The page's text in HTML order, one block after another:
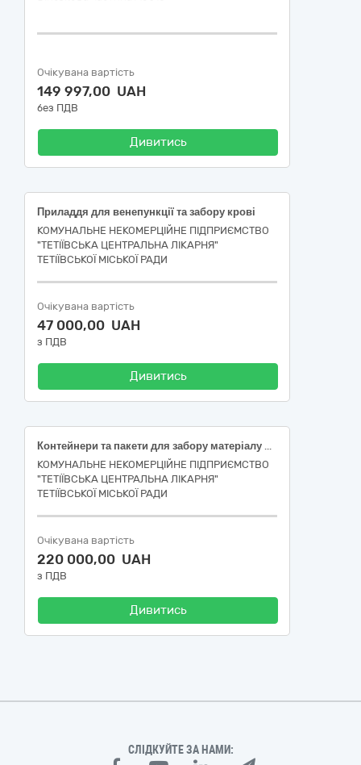
Очікувана вартість
149 997,00 UAH
без ПДВ
Дивитись
Приладдя для венепункції та забору крові
КОМУНАЛЬНЕ НЕКОМЕРЦІЙНЕ ПІДПРИЄМСТВО
"ТЕТІЇВСЬКА ЦЕНТРАЛЬНА ЛІКАРНЯ"
ТЕТІЇВСЬКОЇ МІСЬКОЇ РАДИ
Очікувана вартість
47 000,00 UAH
з ПДВ
Дивитись
Контейнери та пакети для забору матеріалу для аналізів, дренажі та комплекти
КОМУНАЛЬНЕ НЕКОМЕРЦІЙНЕ ПІДПРИЄМСТВО
"ТЕТІЇВСЬКА ЦЕНТРАЛЬНА ЛІКАРНЯ"
ТЕТІЇВСЬКОЇ МІСЬКОЇ РАДИ
Очікувана вартість
220 000,00 UAH
з ПДВ
Дивитись
СЛІДКУЙТЕ ЗА НАМИ: